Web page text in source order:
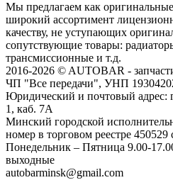
Мы предлагаем как
широкий ассортимент
качеству, не уступающих
сопутствующие товары:
трансмиссионные и т.д.
2016-2026 © AUTOBAR -
ЧП "Все передачи", УНП
Юридический и почтовый адрес:
1, каб. 7А
Минский городской
номер в торговом реестре 450529
Понедельник – Пятница 9.00-
выходные
autobarminsk@gmail.com